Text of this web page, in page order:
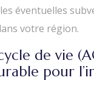
éventuelles
votre région.
de vie
pour